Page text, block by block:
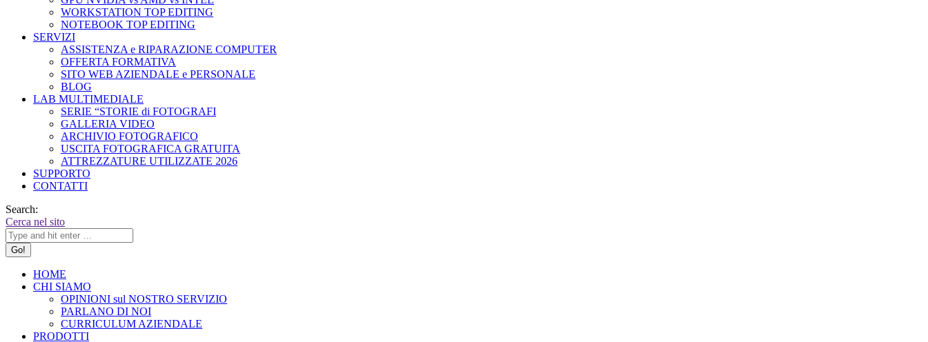
WORKSTATION TOP EDITING
NOTEBOOK TOP EDITING
SERVIZI
ASSISTENZA e RIPARAZIONE COMPUTER
OFFERTA FORMATIVA
SITO WEB AZIENDALE e PERSONALE
BLOG
LAB MULTIMEDIALE
SERIE “STORIE di FOTOGRAFI
GALLERIA VIDEO
ARCHIVIO FOTOGRAFICO
USCITA FOTOGRAFICA GRATUITA
ATTREZZATURE UTILIZZATE 2026
SUPPORTO
CONTATTI
Search:
Cerca nel sito
HOME
CHI SIAMO
OPINIONI sul NOSTRO SERVIZIO
PARLANO DI NOI
CURRICULUM AZIENDALE
PRODOTTI